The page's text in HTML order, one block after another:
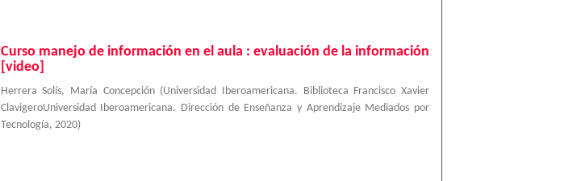
Curso manejo de información en el aula : evaluación de la información
[video]
Herrera Solís, María Concepción (Universidad Iberoamericana. Biblioteca Francisco Xavier
ClavigeroUniversidad Iberoamericana. Dirección de Enseñanza y Aprendizaje Mediados por
Tecnología, 2020)